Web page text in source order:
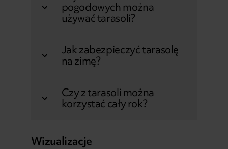
pogodowych można
używać tarasoli?
Jak zabezpieczyć tarasolę
na zimę?
Czy z tarasoli można
korzystać cały rok?
Wizualizacje